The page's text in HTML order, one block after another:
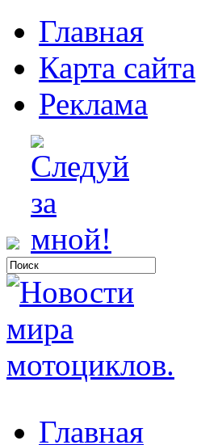
Главная
Карта сайта
Реклама
Главная